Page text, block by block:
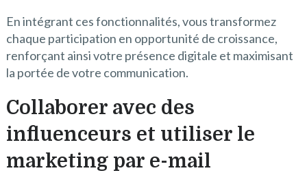
En intégrant ces fonctionnalités, vous transformez
chaque participation en opportunité de croissance,
renforçant ainsi votre présence digitale et maximisant
la portée de votre communication.
Collaborer avec des
influenceurs et utiliser le
marketing par e-mail